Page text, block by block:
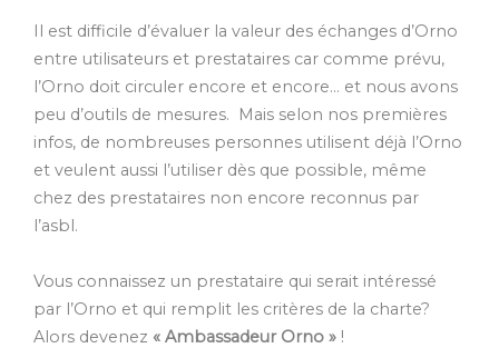
Il est difficile d’évaluer la valeur des échanges d’Orno
entre utilisateurs et prestataires car comme prévu,
l’Orno doit circuler encore et encore… et nous avons
peu d’outils de mesures. Mais selon nos premières
infos, de nombreuses personnes utilisent déjà l’Orno
et veulent aussi l’utiliser dès que possible, même
chez des prestataires non encore reconnus par
l’asbl.
Vous connaissez un prestataire qui serait intéressé
par l’Orno et qui remplit les critères de la charte?
Alors devenez « Ambassadeur Orno » !